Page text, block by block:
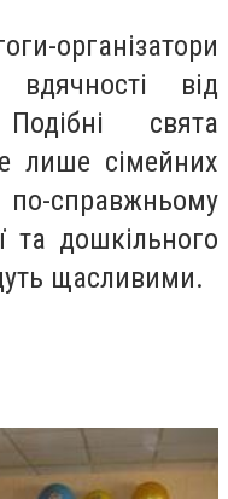
організатори
від
свята
лише сімейних
справжньому
та дошкільного
щасливими.